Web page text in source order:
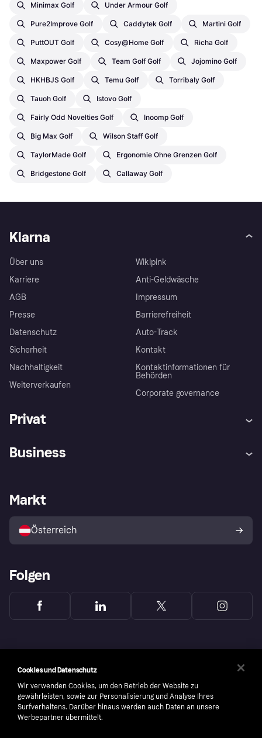
Minimax Golf Under Armour Golf
Pure2Improve Golf Caddytek Golf Martini Golf
PuttOUT Golf Cosy@home Golf Richa Golf
Maxpower Golf Team Golf Golf Jojomino Golf
HKHBJS Golf Temu Golf Torribaly Golf
Tauoh Golf Istovo Golf
Fairly Odd Novelties Golf Inoomp Golf
Big Max Golf Wilson Staff Golf
TaylorMade Golf Ergonomie Ohne Grenzen Golf
Bridgestone Golf Callaway Golf
Klarna
Über uns
Karriere
AGB
Presse
Datenschutz
Sicherheit
Nachhaltigkeit
Weiterverkaufen
Wikipink
Anti-Geldwäsche
Impressum
Barrierefreiheit
Auto-Track
Kontakt
Kontaktinformationen für
Behörden
Corporate governance
Privat
Shops entdecken
Business
Händlerportal
Markt
Österreich
Folgen
Cookies und Datenschutz
Wir verwenden Cookies, um den Betrieb der Website zu
gewährleisten, sowie zur Personalisierung und Analyse Ihres
Surfverhaltens. Darüber hinaus werden auch Daten an unsere
Werbepartner übermittelt.